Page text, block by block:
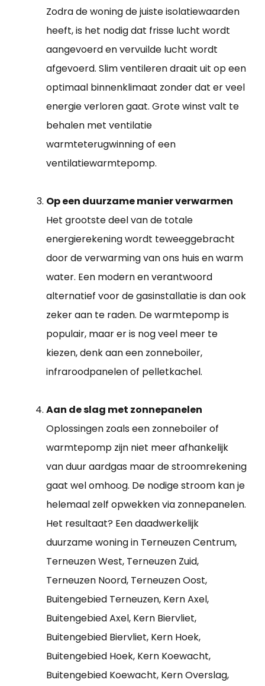
Zodra de woning de juiste isolatiewaarden
heeft, is het nodig dat frisse lucht wordt
aangevoerd en vervuilde lucht wordt
afgevoerd. Slim ventileren draait uit op een
optimaal binnenklimaat zonder dat er veel
energie verloren gaat. Grote winst valt te
behalen met ventilatie
warmteterugwinning of een
ventilatiewarmtepomp.
Op een duurzame manier verwarmen
Het grootste deel van de totale
energierekening wordt teweeggebracht
door de verwarming van ons huis en warm
water. Een modern en verantwoord
alternatief voor de gasinstallatie is dan ook
zeker aan te raden. De warmtepomp is
populair, maar er is nog veel meer te
kiezen, denk aan een zonneboiler,
infraroodpanelen of pelletkachel.
Aan de slag met zonnepanelen
Oplossingen zoals een zonneboiler of
warmtepomp zijn niet meer afhankelijk
van duur aardgas maar de stroomrekening
gaat wel omhoog. De nodige stroom kan je
helemaal zelf opwekken via zonnepanelen.
Het resultaat? Een daadwerkelijk
duurzame woning in Terneuzen Centrum,
Terneuzen West, Terneuzen Zuid,
Terneuzen Noord, Terneuzen Oost,
Buitengebied Terneuzen, Kern Axel,
Buitengebied Axel, Kern Biervliet,
Buitengebied Biervliet, Kern Hoek,
Buitengebied Hoek, Kern Koewacht,
Buitengebied Koewacht, Kern Overslag,